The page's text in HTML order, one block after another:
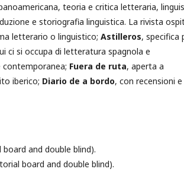
teoria e critica letteraria,
e storiografia linguistica. La rivista
letterario o linguistico; Astilleros, specifica
ci si occupa di letteratura spagnola e
Fuera de ruta, aperta a
iberico; Diario de a bordo, con recensioni e
and double blind).
board and double blind).